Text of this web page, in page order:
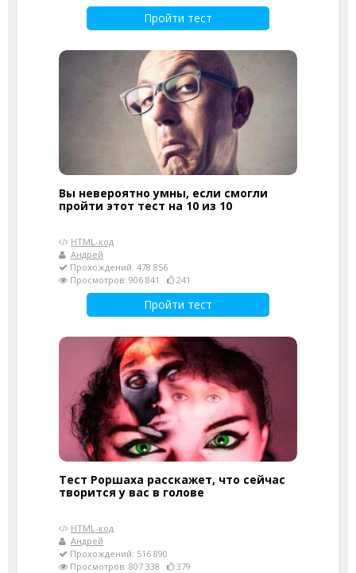
Пройти тест
Вы невероятно умны, если смогли
пройти этот тест на 10 из 10
HTML-код
Андрей
Прохождений: 478 856
Просмотров: 906 841
241
Пройти тест
Тест Роршаха расскажет, что сейчас
творится у вас в голове
HTML-код
Андрей
Прохождений: 516 890
Просмотров: 807 338
379